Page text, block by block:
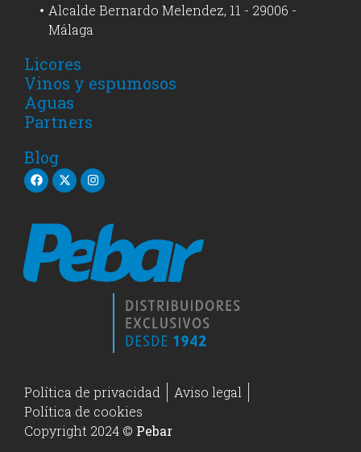
Alcalde Bernardo Melendez, 11 - 29006 -
Málaga
Licores
Vinos y espumosos
Aguas
Partners
Blog
Política de privacidad
Aviso legal
Política de cookies
Copyright 2024 © Pebar